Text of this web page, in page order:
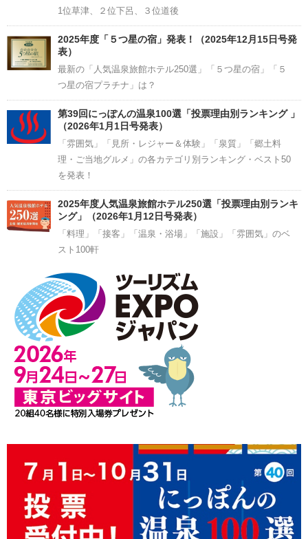
1位草津、２位下呂、３位道後
2025年度「５つ星の宿」発表！（2025年12月15日号発
表）
最新の「人気温泉旅館ホテル250選」「５つ星の宿」「５
つ星の宿プラチナ」は？
第39回にっぽんの温泉100選「投票理由別ランキング 」
（2026年1月1日号発表）
「雰囲気」「見所・レジャー＆体験」「泉質」「郷土料
理・ご当地グルメ」の各カテゴリ別ランキング・ベスト50
を発表！
2025年度人気温泉旅館ホテル250選「投票理由別ランキ
ング」（2026年1月12日号発表）
「料理」「接客」「温泉・浴場」「施設」「雰囲気」のベ
スト100軒